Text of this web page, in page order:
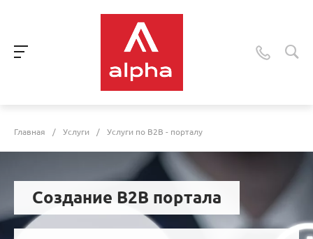
Главная / Услуги / Услуги по B2B - порталу
Создание B2B портала